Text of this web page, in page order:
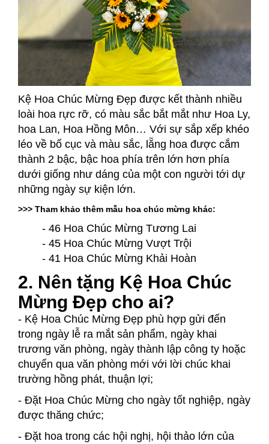
Kệ Hoa Chúc Mừng Đẹp được kết thành nhiều
loài hoa rực rỡ, có màu sắc bắt mắt như Hoa Ly,
hoa Lan, Hoa Hồng Môn… Với sự sắp xếp khéo
léo về bố cục và màu sắc, lẵng hoa được cắm
thành 2 bậc, bậc hoa phía trên lớn hơn phía
dưới giống như dáng của một con người tới dự
những ngày sự kiện lớn.
>>> Tham khảo thêm mẫu hoa chúc mừng khác:
- 46 Hoa Chúc Mừng Tương Lai
- 45 Hoa Chúc Mừng Vượt Trội
- 41 Hoa Chúc Mừng Khải Hoàn
2. Nên tặng Kệ Hoa Chúc
Mừng Đẹp cho ai?
- Kệ Hoa Chúc Mừng Đẹp phù hợp gửi đến
trong ngày lễ ra mắt sản phẩm, ngày khai
trương văn phòng, ngày thành lập công ty hoặc
chuyển qua văn phòng mới với lời chúc khai
trường hồng phát, thuận lợi;
- Đặt Hoa Chúc Mừng cho ngày tốt nghiệp, ngày
được thăng chức;
- Đặt hoa trong các hội nghị, hội thảo lớn của